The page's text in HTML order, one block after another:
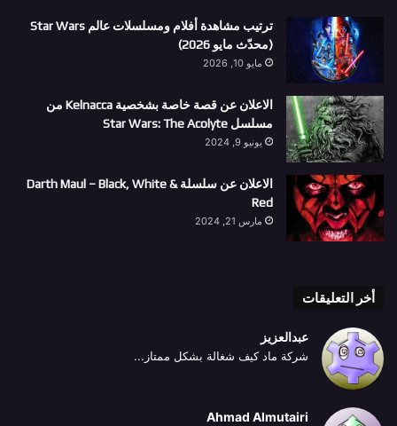
ترتيب مشاهدة أفلام ومسلسلات عالم Star Wars
(محدّث مايو 2026)
مايو 10, 2026
الاعلان عن قصة خاصة بشخصية Kelnacca من
مسلسل Star Wars: The Acolyte
يونيو 9, 2024
الاعلان عن سلسلة Darth Maul – Black, White &
Red
مارس 21, 2024
أخر التعليقات
عبدالعزيز
شركة ماد كيف شغالة بشكل ممتاز...
Ahmad Almutairi